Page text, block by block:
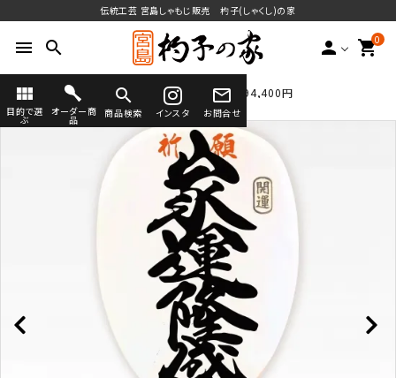
伝統工芸 宮島しゃもじ販売 杓子(しゃくし)の家
menu search person 0
shopping_cart
view_module
目的で選
ぶ
オーダー商
品
search
商品検索 インスタ
mail_outline
お問合せ
送料無料
search
(フルオーダー・セミオーダー)
宮島のしゃもじについて
TOP 看板杓子 40号(120cm×40cm) 94,400円